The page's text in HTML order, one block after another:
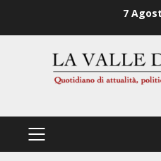
7
PRIMÄRES